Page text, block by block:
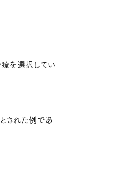
を選択してい
された例であ